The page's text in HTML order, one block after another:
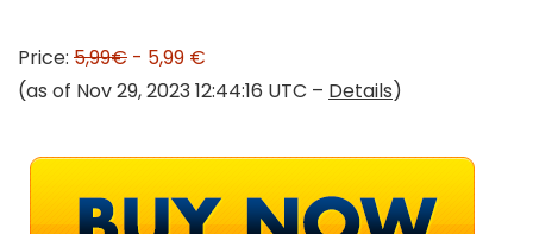
Price: 5,99€ - 5,99 €
(as of Nov 29, 2023 12:44:16 UTC – Details)